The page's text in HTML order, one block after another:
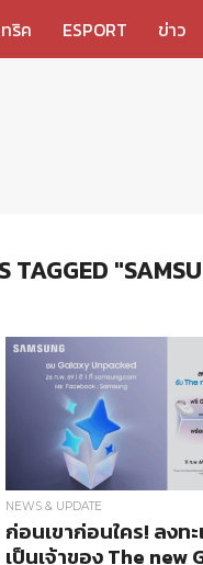
ริค ESPORT ข่าว
TAGGED
NEWS & UPDATE
ก่อนเขาก่อนใคร! ลงท
เป็นเจ้าของ The new